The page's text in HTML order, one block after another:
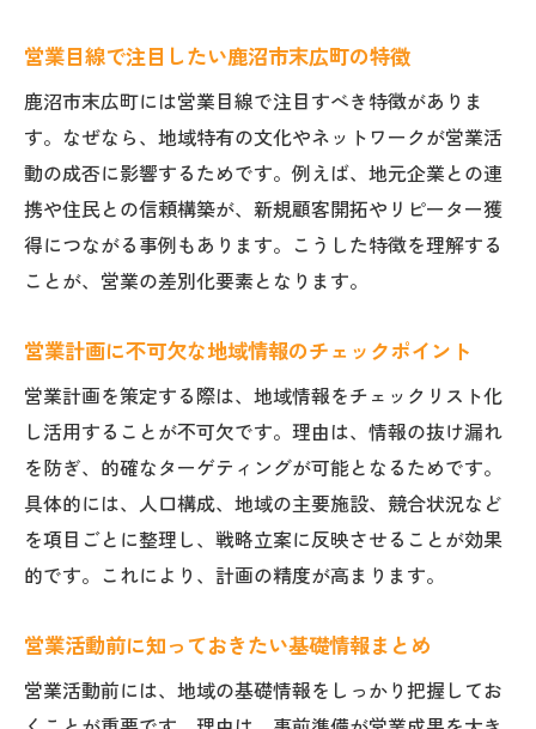
営業目線で注目したい鹿沼市末広町の特徴
鹿沼市末広町には営業目線で注目すべき特徴がありま
す。なぜなら、地域特有の文化やネットワークが営業活
動の成否に影響するためです。例えば、地元企業との連
携や住民との信頼構築が、新規顧客開拓やリピーター獲
得につながる事例もあります。こうした特徴を理解する
ことが、営業の差別化要素となります。
営業計画に不可欠な地域情報のチェックポイント
営業計画を策定する際は、地域情報をチェックリスト化
し活用することが不可欠です。理由は、情報の抜け漏れ
を防ぎ、的確なターゲティングが可能となるためです。
具体的には、人口構成、地域の主要施設、競合状況など
を項目ごとに整理し、戦略立案に反映させることが効果
的です。これにより、計画の精度が高まります。
営業活動前に知っておきたい基礎情報まとめ
営業活動前には、地域の基礎情報をしっかり把握してお